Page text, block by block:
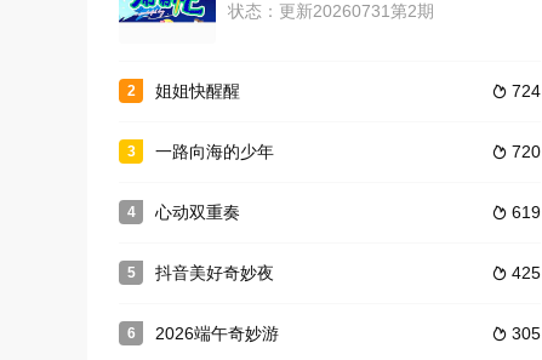
状态：更新20260731第2期
2  724
姐姐快醒醒
3  720
一路向海的少年
4  619
心动双重奏
5  425
抖音美好奇妙夜
6  305
2026端午奇妙游